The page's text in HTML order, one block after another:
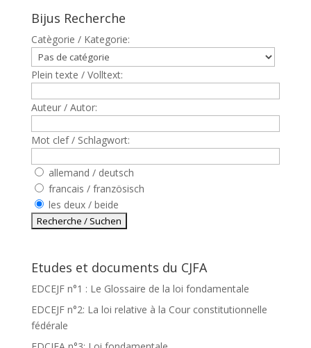
Bijus Recherche
Catègorie / Kategorie:
Plein texte / Volltext:
Auteur / Autor:
Mot clef / Schlagwort:
allemand / deutsch
francais / französisch
les deux / beide
Etudes et documents du CJFA
EDCEJF n°1 : Le Glossaire de la loi fondamentale
EDCEJF n°2: La loi relative à la Cour constitutionnelle
fédérale